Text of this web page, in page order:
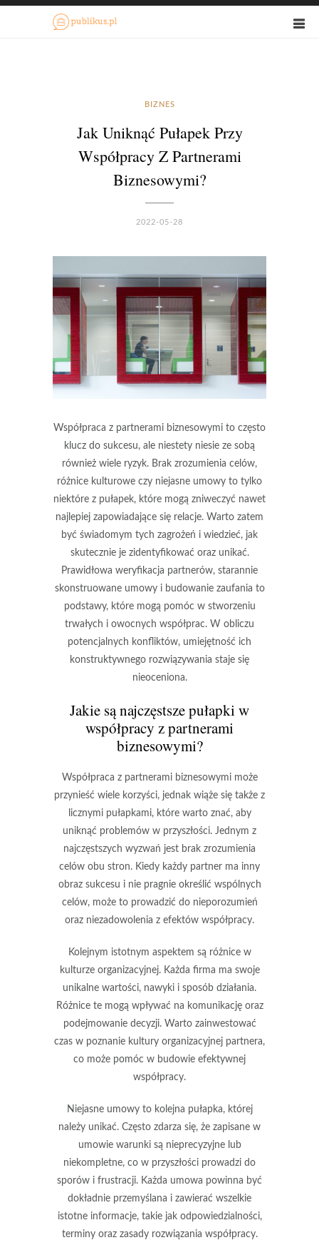
BIZNES
Jak Uniknąć Pułapek Przy
Współpracy Z Partnerami
Biznesowymi?
2022-05-28
Współpraca z partnerami biznesowymi to często
klucz do sukcesu, ale niestety niesie ze sobą
również wiele ryzyk. Brak zrozumienia celów,
różnice kulturowe czy niejasne umowy to tylko
niektóre z pułapek, które mogą zniweczyć nawet
najlepiej zapowiadające się relacje. Warto zatem
być świadomym tych zagrożeń i wiedzieć, jak
skutecznie je zidentyfikować oraz unikać.
Prawidłowa weryfikacja partnerów, starannie
skonstruowane umowy i budowanie zaufania to
podstawy, które mogą pomóc w stworzeniu
trwałych i owocnych współprac. W obliczu
potencjalnych konfliktów, umiejętność ich
konstruktywnego rozwiązywania staje się
nieoceniona.
Jakie są najczęstsze pułapki w
współpracy z partnerami
biznesowymi?
Współpraca z partnerami biznesowymi może
przynieść wiele korzyści, jednak wiąże się także z
licznymi pułapkami, które warto znać, aby
uniknąć problemów w przyszłości. Jednym z
najczęstszych wyzwań jest brak zrozumienia
celów obu stron. Kiedy każdy partner ma inny
obraz sukcesu i nie pragnie określić wspólnych
celów, może to prowadzić do nieporozumień
oraz niezadowolenia z efektów współpracy.
Kolejnym istotnym aspektem są różnice w
kulturze organizacyjnej. Każda firma ma swoje
unikalne wartości, nawyki i sposób działania.
Różnice te mogą wpływać na komunikację oraz
podejmowanie decyzji. Warto zainwestować
czas w poznanie kultury organizacyjnej partnera,
co może pomóc w budowie efektywnej
współpracy.
Niejasne umowy to kolejna pułapka, której
należy unikać. Często zdarza się, że zapisane w
umowie warunki są nieprecyzyjne lub
niekompletne, co w przyszłości prowadzi do
sporów i frustracji. Każda umowa powinna być
dokładnie przemyślana i zawierać wszelkie
istotne informacje, takie jak odpowiedzialności,
terminy oraz zasady rozwiązania współpracy.